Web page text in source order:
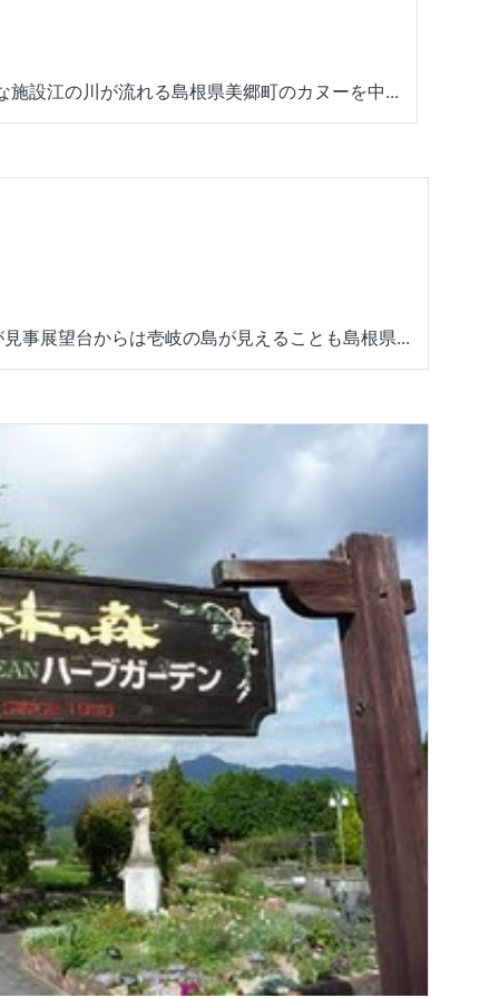
設江の川が流れる島根県美郷町のカヌーを中...
事展望台からは壱岐の島が見えることも島根県...